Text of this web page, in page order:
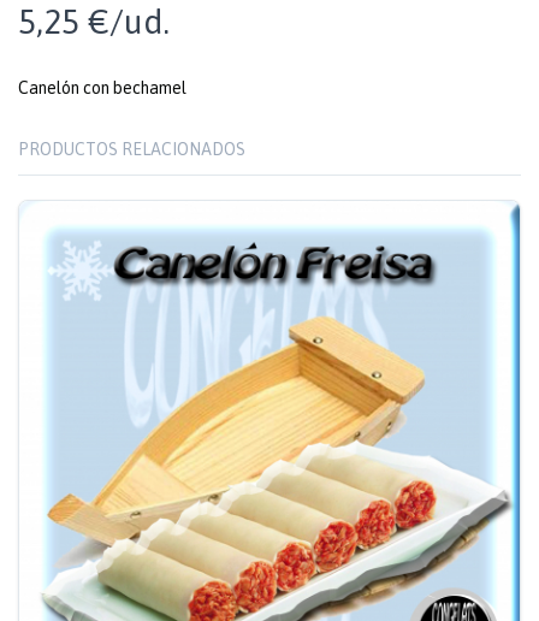
5,25 €/ud.
Canelón con bechamel
PRODUCTOS RELACIONADOS